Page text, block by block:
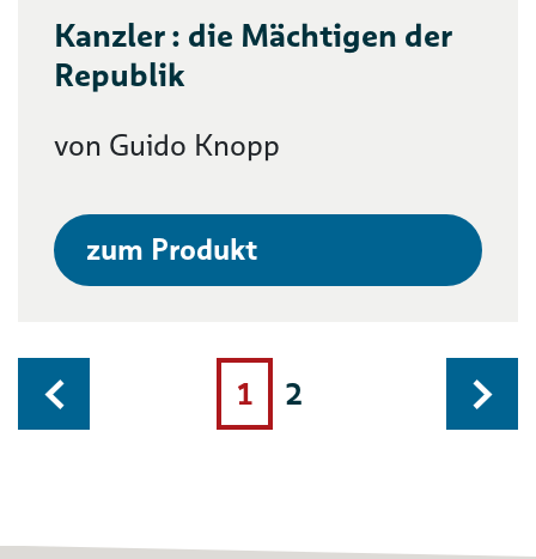
Kanzler : die Mächtigen der
Republik
von Guido Knopp
zum Produkt
1 2